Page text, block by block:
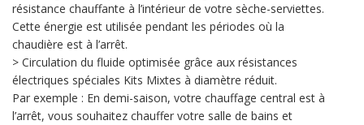
résistance chauffante à l’intérieur de votre sèche-serviettes.
Cette énergie est utilisée pendant les périodes où la
chaudière est à l’arrêt.
> Circulation du fluide optimisée grâce aux résistances
électriques spéciales Kits Mixtes à diamètre réduit.
Par exemple : En demi-saison, votre chauffage central est à
l’arrêt, vous souhaitez chauffer votre salle de bains et